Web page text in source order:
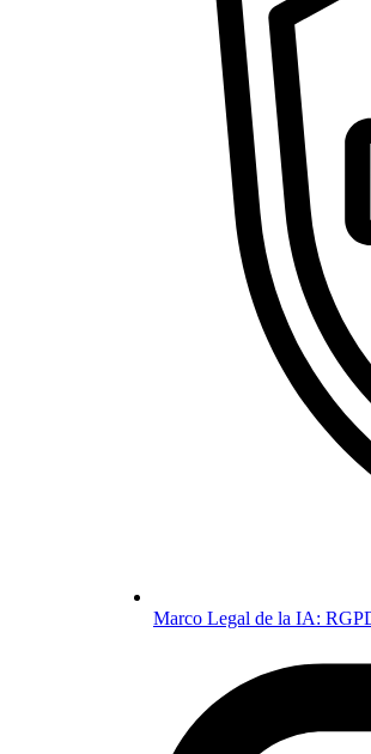
Marco Legal de la IA: